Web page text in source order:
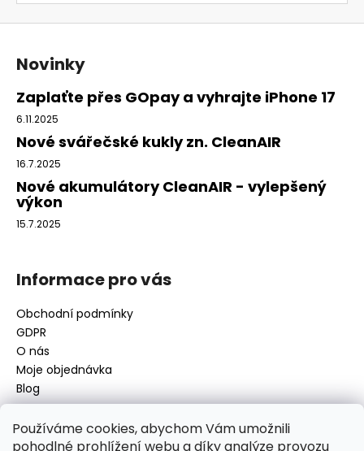
Používáme cookies, abychom Vám umožnili
pohodlné prohlížení webu a díky analýze provozu
Z
Novinky
Zaplaťte přes GOpay a vyhrajte iPhone 17
6.11.2025
Nové svářečské kukly zn. CleanAIR
16.7.2025
Nové akumulátory CleanAIR - vylepšený
výkon
15.7.2025
Informace pro vás
Obchodní podmínky
GDPR
O nás
Moje objednávka
Blog